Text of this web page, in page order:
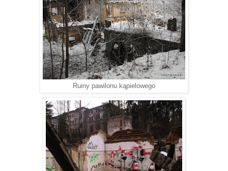
Ruiny pawilonu kąpielowego